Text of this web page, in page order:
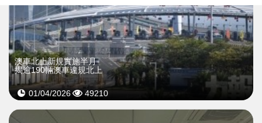
澳車北上新規實施半月
揭逾190輛澳車違規北上
01/04/2026 49210